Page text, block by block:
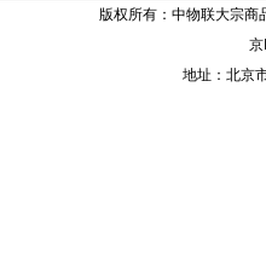
版权所有：中物联大宗
地址：北京